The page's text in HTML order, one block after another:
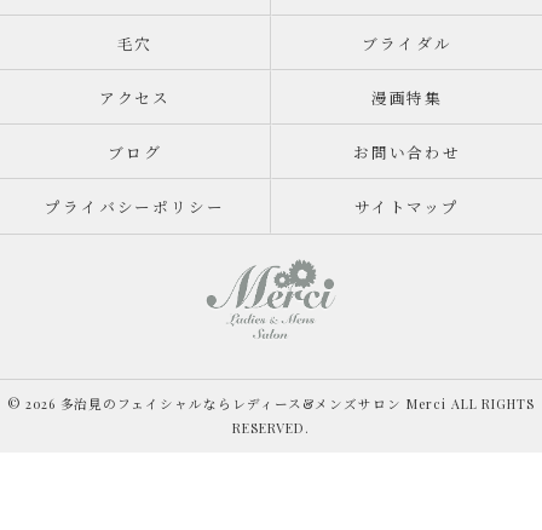
毛穴 ブライダル
アクセス 漫画特集
ブログ お問い合わせ
プライバシーポリシー サイトマップ
© 2026 多治見のフェイシャルならレディース&メンズサロン Merci ALL RIGHTS
RESERVED.